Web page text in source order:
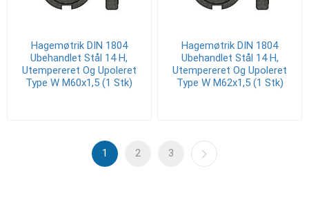
Hagemøtrik DIN 1804
Ubehandlet Stål 14 H,
Utempereret Og Upoleret
Type W M60x1,5 (1 Stk)
Hagemøtrik DIN 1804
Ubehandlet Stål 14 H,
Utempereret Og Upoleret
Type W M62x1,5 (1 Stk)
1 2 3